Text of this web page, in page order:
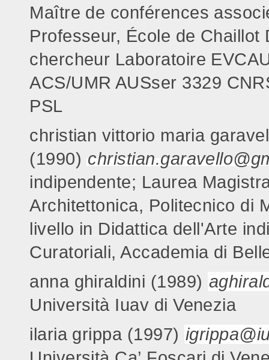
Maître de conférences
Professeur, École de
chercheur Laboratoire
ACS/UMR AUSser 3329
PSL
christian vittorio maria
(1990)
indipendente; Laurea
Architettonica, Politecnico di
livello in Didattica dell'Arte
Curatoriali, Accademia di
anna ghiraldini (1989)
Università Iuav di Venezia
ilaria grippa (1997)